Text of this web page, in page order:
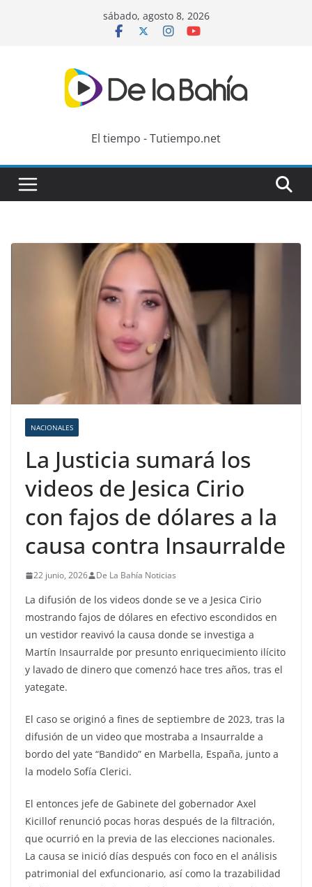
sábado, agosto 8, 2026
El tiempo - Tutiempo.net
NACIONALES
La Justicia sumará los
videos de Jesica Cirio
con fajos de dólares a la
causa contra Insaurralde
22 junio, 2026 De La Bahía Noticias
La difusión de los videos donde se ve a Jesica Cirio
mostrando fajos de dólares en efectivo escondidos en
un vestidor reavivó la causa donde se investiga a
Martín Insaurralde por presunto enriquecimiento ilícito
y lavado de dinero que comenzó hace tres años, tras el
yategate.
El caso se originó a fines de septiembre de 2023, tras la
difusión de un video que mostraba a Insaurralde a
bordo del yate “Bandido” en Marbella, España, junto a
la modelo Sofía Clerici.
El entonces jefe de Gabinete del gobernador Axel
Kicillof renunció pocas horas después de la filtración,
que ocurrió en la previa de las elecciones nacionales.
La causa se inició días después con foco en el análisis
patrimonial del exfuncionario, así como la trazabilidad